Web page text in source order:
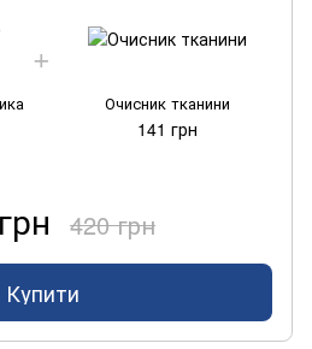
Очисник тканини
141 грн
420 грн
Купити